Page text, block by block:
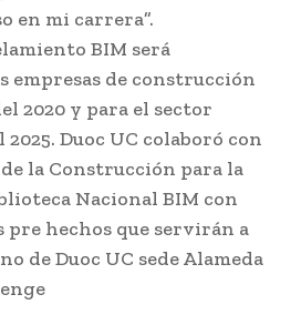
en mi carrera”.
BIM será
empresas de construcción
2020 y para el sector
Duoc UC colaboró con
la Construcción para la
Nacional BIM con
pre hechos que servirán a
de Duoc UC sede Alameda